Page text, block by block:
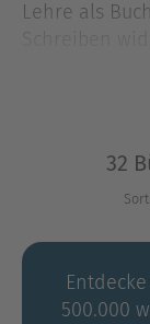
Lehre als
ersten
Deutschen
"Bester
wohnt mit
32
500.000